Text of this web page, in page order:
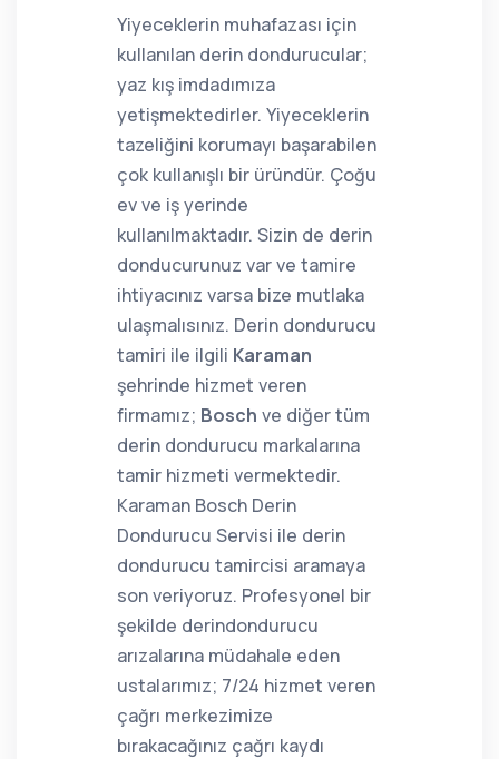
Yiyeceklerin muhafazası için
kullanılan derin dondurucular;
yaz kış imdadımıza
yetişmektedirler. Yiyeceklerin
tazeliğini korumayı başarabilen
çok kullanışlı bir üründür. Çoğu
ev ve iş yerinde
kullanılmaktadır. Sizin de derin
donducurunuz var ve tamire
ihtiyacınız varsa bize mutlaka
ulaşmalısınız. Derin dondurucu
tamiri ile ilgili Karaman
şehrinde hizmet veren
firmamız; Bosch ve diğer tüm
derin dondurucu markalarına
tamir hizmeti vermektedir.
Karaman Bosch Derin
Dondurucu Servisi ile derin
dondurucu tamircisi aramaya
son veriyoruz. Profesyonel bir
şekilde derindondurucu
arızalarına müdahale eden
ustalarımız; 7/24 hizmet veren
çağrı merkezimize
bırakacağınız çağrı kaydı